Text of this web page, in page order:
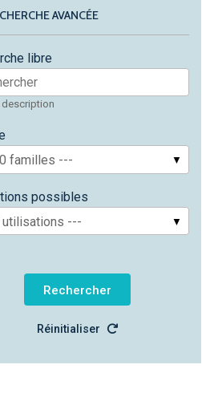
AVANCÉE
libre
description
familles ---
possibles
---
Réinitialiser